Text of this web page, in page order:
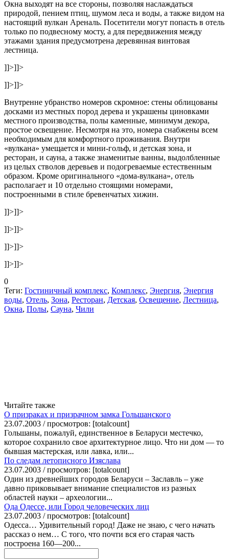
Окна выходят на все стороны, позволяя наслаждаться
природой, пением птиц, шумом леса и воды, а также видом на
настоящий вулкан Ареналь. Посетители могут попасть в отель
только по подвесному мосту, а для передвижения между
этажами здания предусмотрена деревянная винтовая
лестница.
]]>]]>
]]>]]>
Внутренне убранство номеров скромное: стены облицованы
досками из местных пород дерева и украшены циновками
местного производства, полы каменные, минимум декора,
простое освещение. Несмотря на это, номера снабжены всем
необходимым для комфортного проживания. Внутри
«вулкана» умещается и мини-гольф, и детская зона, и
ресторан, и сауна, а также знаменитые ванны, выдолбленные
из целых стволов деревьев и подогреваемые естественным
образом. Кроме оригинального «дома-вулкана», отель
располагает и 10 отдельно стоящими номерами,
построенными в стиле бревенчатых хижин.
]]>]]>
]]>]]>
]]>]]>
]]>]]>
0
Теги: Гостиничный комплекс, Комплекс, Энергия, Энергия
воды, Отель, Зона, Ресторан, Детская, Освещение, Лестница,
Окна, Полы, Сауна, Чили
Читайте также
О призраках и призрачном замка Гольшанского
23.07.2003 / просмотров: [totalcount]
Гольшаны, пожалуй, единственное в Беларуси местечко,
которое сохранило свое архитектурное лицо. Что ни дом — то
бывшая мастерская, или лавка, или...
По следам летописного Изяслава
23.07.2003 / просмотров: [totalcount]
Один из древнейших городов Беларуси – Заславль – уже
давно приковывает внимание специалистов из разных
областей науки – археологии...
Ода Одессе, или Город человеческих лиц
23.07.2003 / просмотров: [totalcount]
Одесса… Удивительный город! Даже не знаю, с чего начать
рассказ о нем… С того, что почти вся его старая часть
построена 160—200...